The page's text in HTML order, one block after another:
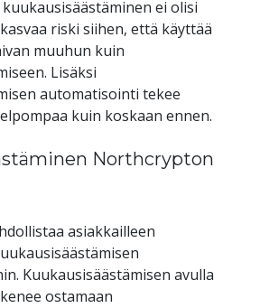
ei olisi
riski siihen, että käyttää
muuhun kuin
Lisäksi
automatisointi tekee
Northcrypton
asiakkailleen
Kuukausisäästämisen avulla
ostamaan